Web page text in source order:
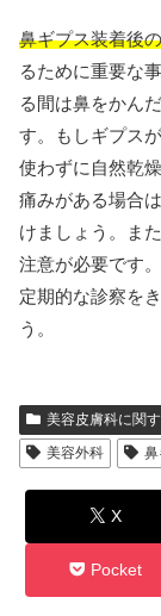
鼻ギプス装着後
るために重要な
る間は鼻をかん
す。もしギプス
使わずに自然乾
痛みがある場合
けましょう。ま
注意が必要です
定期的な診察を
う。
美容皮膚科に関
美容外科
鼻
X
Pocket